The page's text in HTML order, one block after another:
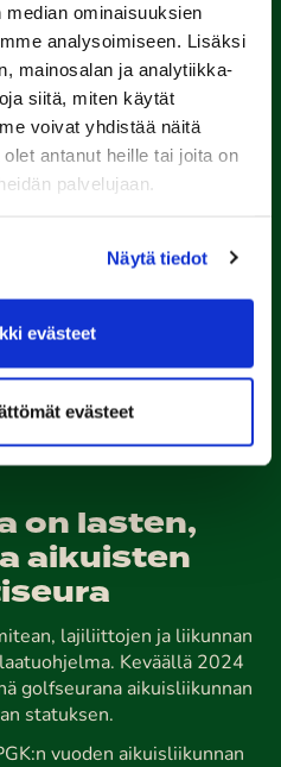
ominaisuuksien
analysoimiseen. Lisäksi
mainosalan ja analytiikka-
siitä, miten käytät
voivat yhdistää näitä
antanut heille tai joita on
palvelujaan.
Näytä tiedot
evästeet
evästeet
178, 28100 Pori
on lasten,
aikuisten
lajiliittojen ja liikunnan
Keväällä 2024
golfseurana aikuisliikunnan
statuksen.
vuoden aikuisliikunnan